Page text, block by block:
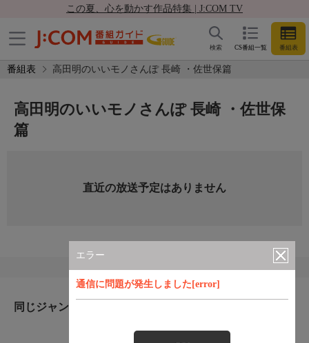
この夏、心を動かす作品特集 | J:COM TV
CS番組一覧 番組表
検索
番組表 高田明のいいモノさんぽ 長崎 ・佐世保篇
エラー
通信に問題が発生しました[error]
高田明のいいモノさんぽ 長崎 ・佐世保
篇
直近の放送予定はありません
同じジャンルのおすすめ番組